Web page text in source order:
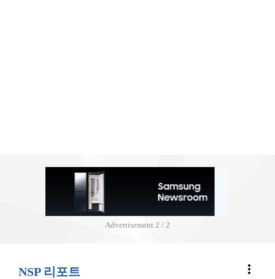
Advertisement 2 / 2
NSP 리포트 more_vert